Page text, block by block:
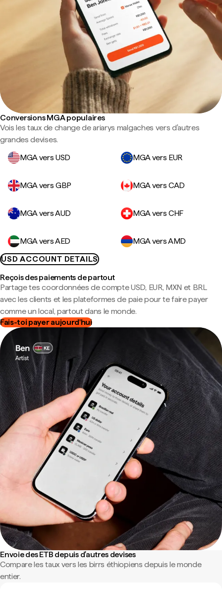
Conversions MGA populaires
Vois les taux de change de ariarys malgaches vers d'autres
grandes devises.
MGA vers USD
MGA vers EUR
MGA vers GBP MGA vers CAD
MGA vers AUD MGA vers CHF
MGA vers AED
MGA vers AMD
USD ACCOUNT DETAILS
Reçois des paiements de partout
Partage tes coordonnées de compte USD, EUR, MXN et BRL
avec les clients et les plateformes de paie pour te faire payer
comme un local, partout dans le monde.
Fais-toi payer aujourd'hui
Envoie des ETB depuis d'autres devises
Compare les taux vers les birrs éthiopiens depuis le monde
entier.